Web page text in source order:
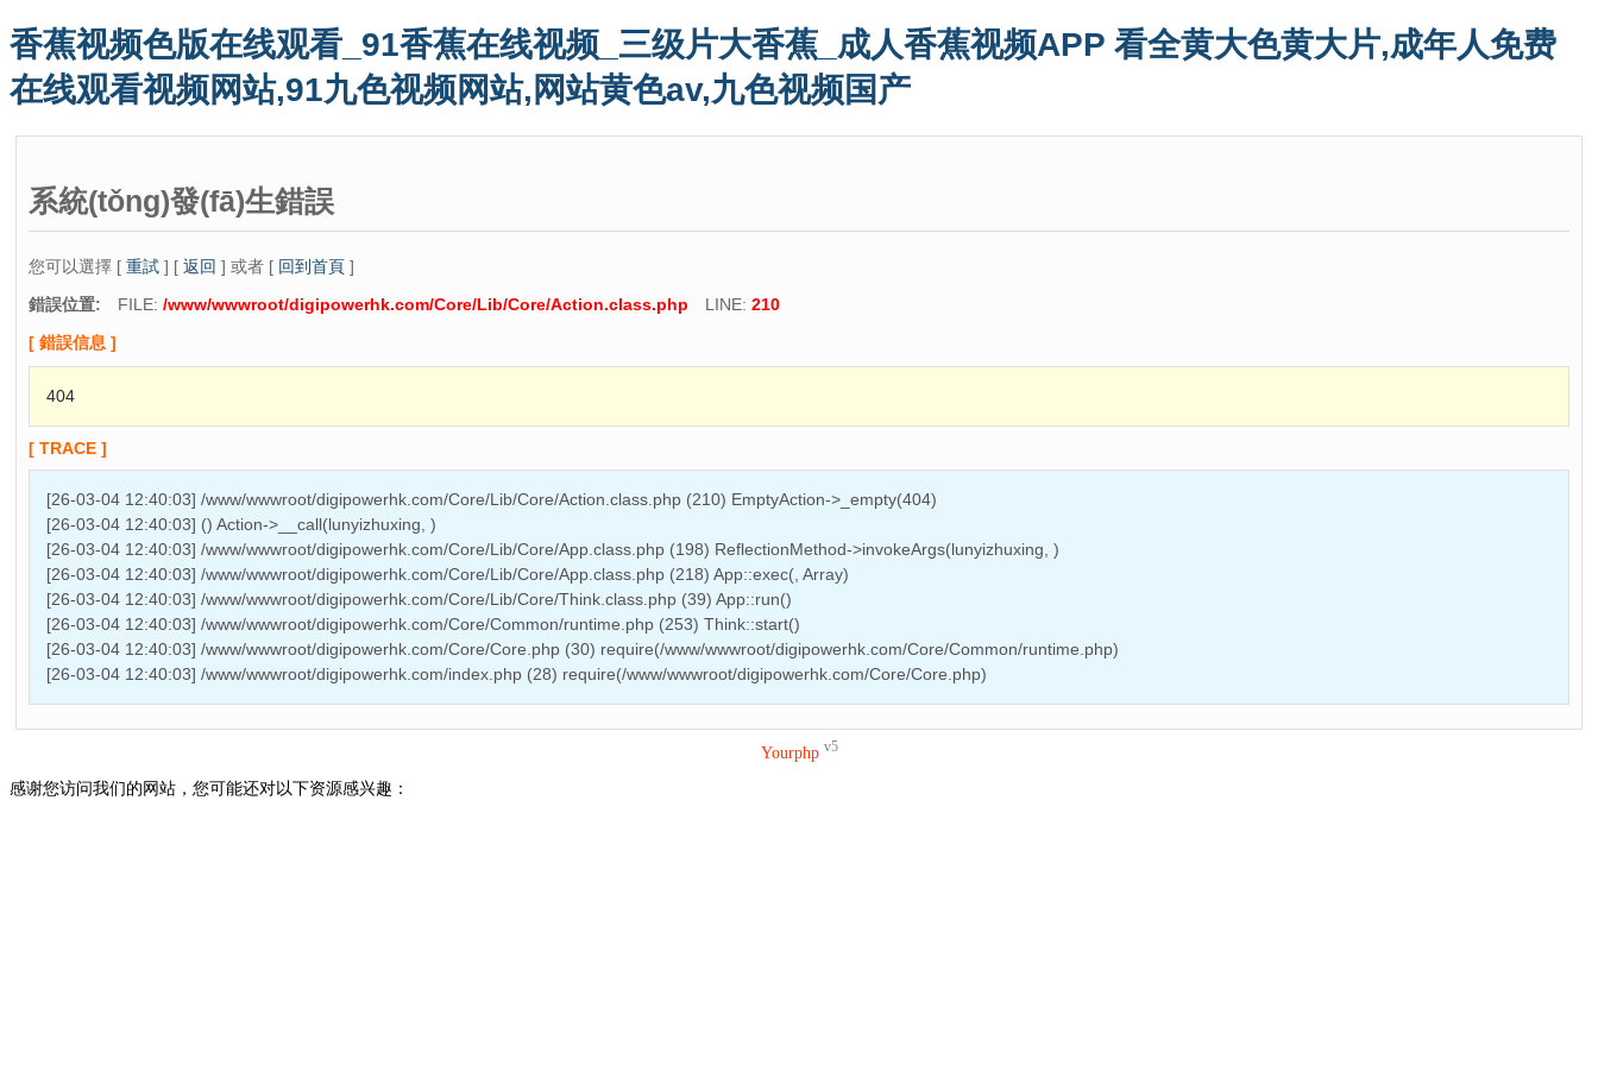
香蕉视频色版在线观看_91香蕉在线视频_三级片大香蕉_成人香蕉视频APP 看全黄大色黄大片,成年人免费
在线观看视频网站,91九色视频网站,网站黄色av,九色视频国产
系統(tǒng)發(fā)生錯誤
您可以選擇 [ 重試 ] [ 返回 ] 或者 [ 回到首頁 ]
錯誤位置: FILE: /www/wwwroot/digipowerhk.com/Core/Lib/Core/Action.class.php LINE: 210
[ 錯誤信息 ]
404
[ TRACE ]
[26-03-04 12:40:03] /www/wwwroot/digipowerhk.com/Core/Lib/Core/Action.class.php (210) EmptyAction->_empty(404)
[26-03-04 12:40:03] () Action->__call(lunyizhuxing, )
[26-03-04 12:40:03] /www/wwwroot/digipowerhk.com/Core/Lib/Core/App.class.php (198) ReflectionMethod->invokeArgs(lunyizhuxing, )
[26-03-04 12:40:03] /www/wwwroot/digipowerhk.com/Core/Lib/Core/App.class.php (218) App::exec(, Array)
[26-03-04 12:40:03] /www/wwwroot/digipowerhk.com/Core/Lib/Core/Think.class.php (39) App::run()
[26-03-04 12:40:03] /www/wwwroot/digipowerhk.com/Core/Common/runtime.php (253) Think::start()
[26-03-04 12:40:03] /www/wwwroot/digipowerhk.com/Core/Core.php (30) require(/www/wwwroot/digipowerhk.com/Core/Common/runtime.php)
[26-03-04 12:40:03] /www/wwwroot/digipowerhk.com/index.php (28) require(/www/wwwroot/digipowerhk.com/Core/Core.php)
Yourphp v5
感谢您访问我们的网站，您可能还对以下资源感兴趣：